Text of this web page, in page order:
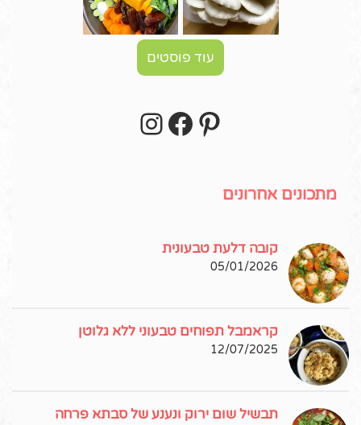
עוד פוסטים
Pinterest
Facebook
מתכונים אחרונים
קובה דלעת טבעונית
05/01/2026
קראמבל תפוחים טבעוני ללא גלוטן
12/07/2025
תבשיל שום ירוק ונענע של סבתא פרחה